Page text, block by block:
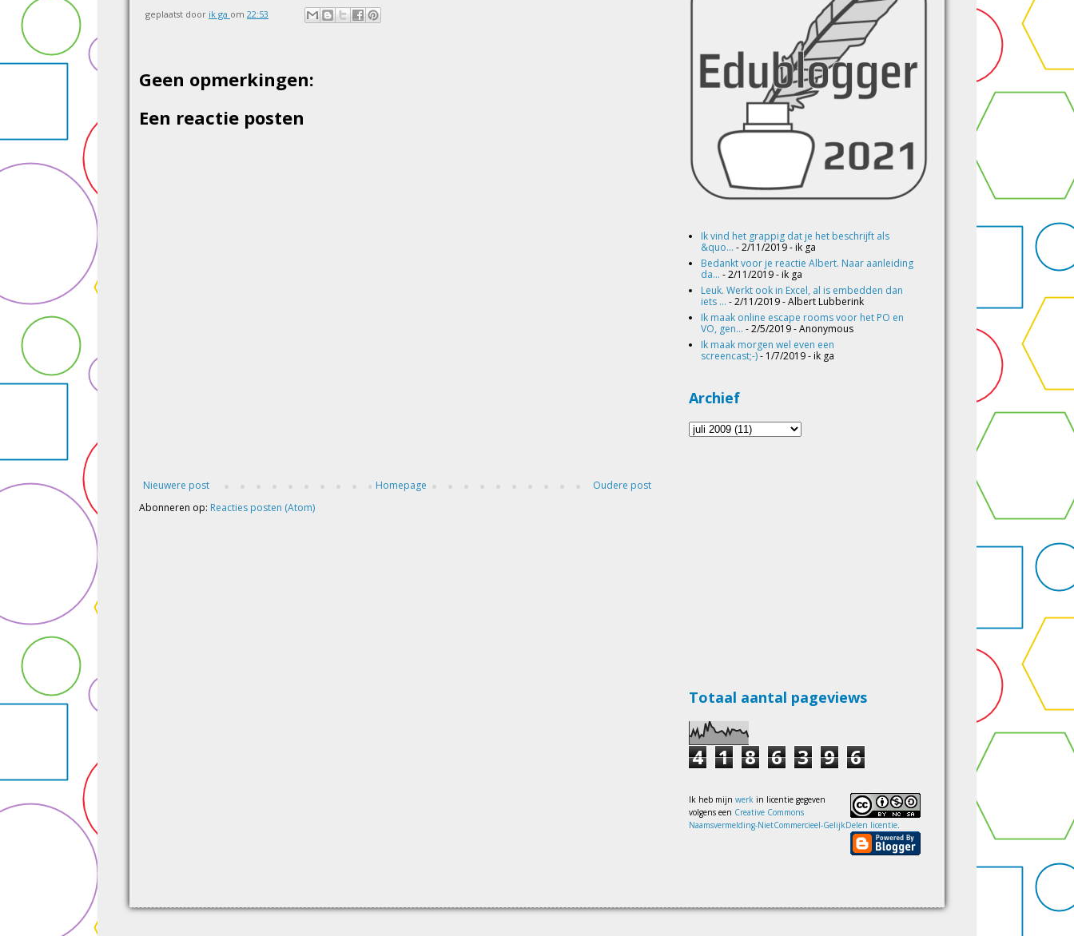
geplaatst door ik ga om 22:53
Geen opmerkingen:
Een reactie posten
Nieuwere post Oudere post
Homepage
Abonneren op: Reacties posten (Atom)
Ik vind het grappig dat je het beschrijft als
&quo... - 2/11/2019- ik ga
Bedankt voor je reactie Albert. Naar aanleiding
da... - 2/11/2019- ik ga
Leuk. Werkt ook in Excel, al is embedden dan
iets ... - 2/11/2019- Albert Lubberink
Ik maak online escape rooms voor het PO en
VO, gen... - 2/5/2019- Anonymous
Ik maak morgen wel even een
screencast;-)- 1/7/2019- ik ga
Archief
Totaal aantal pageviews
4 1 8 6 3 9 6
Ik heb mijn werk in licentie gegeven
volgens een Creative Commons
Naamsvermelding-NietCommercieel-GelijkDelen licentie